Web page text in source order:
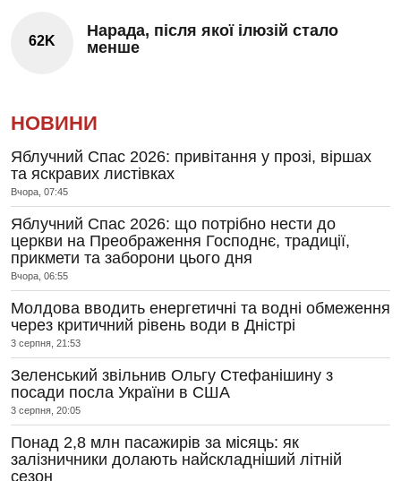
62K
Нарада, після якої ілюзій стало
менше
НОВИНИ
Яблучний Спас 2026: привітання у прозі, віршах
та яскравих листівках
Вчора, 07:45
Яблучний Спас 2026: що потрібно нести до
церкви на Преображення Господнє, традиції,
прикмети та заборони цього дня
Вчора, 06:55
Молдова вводить енергетичні та водні обмеження
через критичний рівень води в Дністрі
3 серпня, 21:53
Зеленський звільнив Ольгу Стефанішину з
посади посла України в США
3 серпня, 20:05
Понад 2,8 млн пасажирів за місяць: як
залізничники долають найскладніший літній
сезон